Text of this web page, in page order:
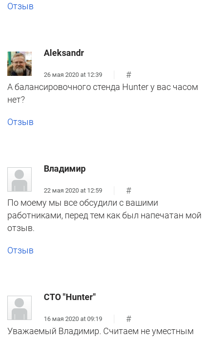
Отзыв
Aleksandr
26 мая 2020 at 12:39
#
А балансировочного стенда Hunter у вас часом
нет?
Отзыв
Владимир
22 мая 2020 at 12:59
#
По моему мы все обсудили с вашими
работниками, перед тем как был напечатан мой
отзыв.
Отзыв
СТО "Hunter"
16 мая 2020 at 09:19
#
Уважаемый Владимир. Считаем не уместным